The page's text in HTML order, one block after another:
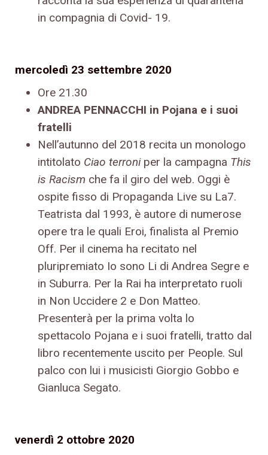
in compagnia di Covid- 19.
mercoledì 23 settembre 2020
Ore 21.30
ANDREA PENNACCHI in Pojana e i suoi
fratelli
Nell’autunno del 2018 recita un monologo
intitolato Ciao terroni per la campagna This
is Racism che fa il giro del web. Oggi è
ospite fisso di Propaganda Live su La7.
Teatrista dal 1993, è autore di numerose
opere tra le quali Eroi, finalista al Premio
Off. Per il cinema ha recitato nel
pluripremiato Io sono Li di Andrea Segre e
in Suburra. Per la Rai ha interpretato ruoli
in Non Uccidere 2 e Don Matteo.
Presenterà per la prima volta lo
spettacolo Pojana e i suoi fratelli, tratto dal
libro recentemente uscito per People. Sul
palco con lui i musicisti Giorgio Gobbo e
Gianluca Segato.
venerdì 2 ottobre 2020